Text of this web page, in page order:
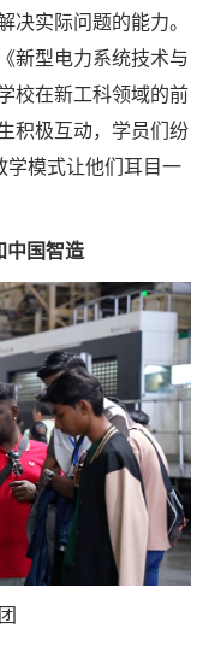
决实际问题的能力。
新型电力系统技术与
校在新工科领域的前
积极互动，学员们纷
学模式让他们耳目一
中国智造